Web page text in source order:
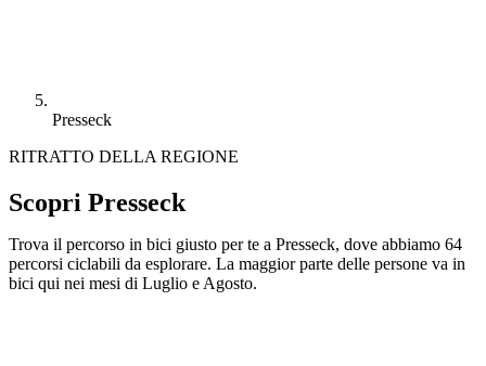
Presseck
RITRATTO DELLA REGIONE
Scopri Presseck
Trova il percorso in bici giusto per te a Presseck, dove abbiamo 64
percorsi ciclabili da esplorare. La maggior parte delle persone va in
bici qui nei mesi di Luglio e Agosto.